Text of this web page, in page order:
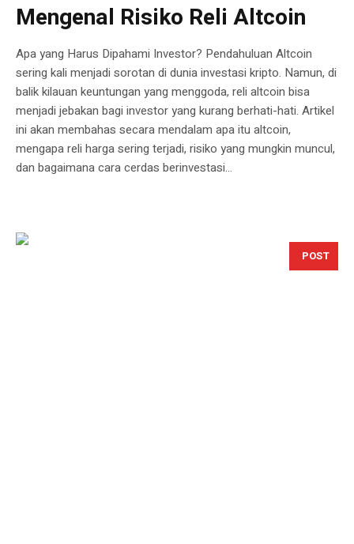
Mengenal Risiko Reli Altcoin
Apa yang Harus Dipahami Investor? Pendahuluan Altcoin
sering kali menjadi sorotan di dunia investasi kripto. Namun, di
balik kilauan keuntungan yang menggoda, reli altcoin bisa
menjadi jebakan bagi investor yang kurang berhati-hati. Artikel
ini akan membahas secara mendalam apa itu altcoin,
mengapa reli harga sering terjadi, risiko yang mungkin muncul,
dan bagaimana cara cerdas berinvestasi...
POST